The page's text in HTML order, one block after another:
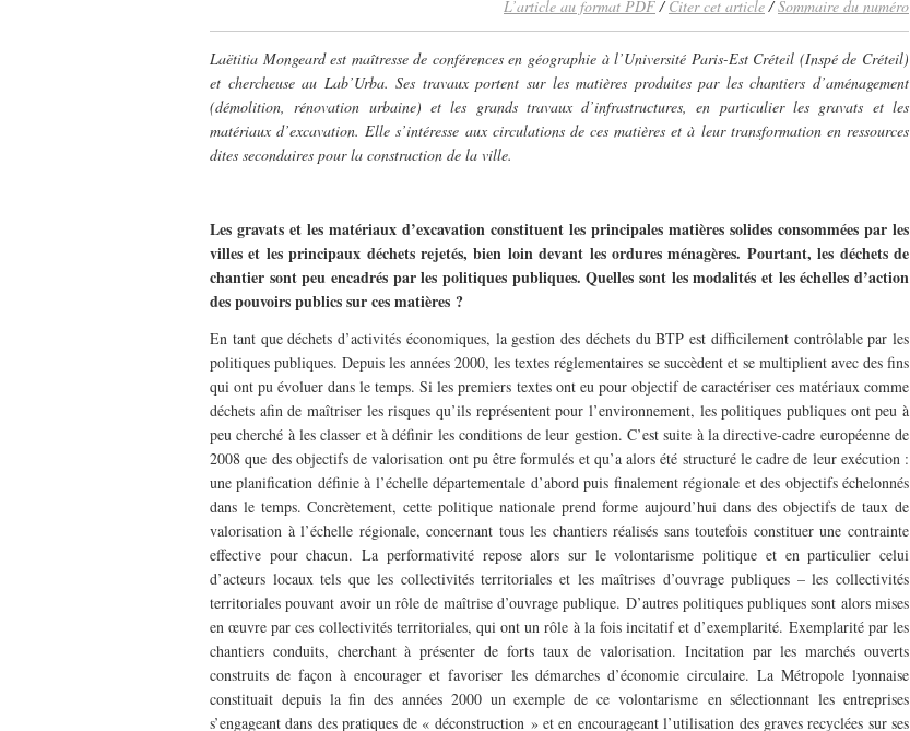
L’article au format PDF/Citer cet article/Sommaire du numéro
Laëtitia Mongeard est maîtresse de conférences en géographie à l’Université Paris-Est Créteil (Inspé de Créteil)
et chercheuse au Lab’Urba. Ses travaux portent sur les matières produites par les chantiers d’aménagement
(démolition, rénovation urbaine) et les grands travaux d’infrastructures, en particulier les gravats et les
matériaux d’excavation. Elle s’intéresse aux circulations de ces matières et à leur transformation en ressources
dites secondaires pour la construction de la ville.
Les gravats et les matériaux d’excavation constituent les principales matières solides consommées par les
villes et les principaux déchets rejetés, bien loin devant les ordures ménagères. Pourtant, les déchets de
chantier sont peu encadrés par les politiques publiques. Quelles sont les modalités et les échelles d’action
des pouvoirs publics sur ces matières ?
En tant que déchets d’activités économiques, la gestion des déchets du BTP est difficilement contrôlable par les
politiques publiques. Depuis les années 2000, les textes réglementaires se succèdent et se multiplient avec des fins
qui ont pu évoluer dans le temps. Si les premiers textes ont eu pour objectif de caractériser ces matériaux comme
déchets afin de maîtriser les risques qu’ils représentent pour l’environnement, les politiques publiques ont peu à
peu cherché à les classer et à définir les conditions de leur gestion. C’est suite à la directive-cadre européenne de
2008 que des objectifs de valorisation ont pu être formulés et qu’a alors été structuré le cadre de leur exécution :
une planification définie à l’échelle départementale d’abord puis finalement régionale et des objectifs échelonnés
dans le temps. Concrètement, cette politique nationale prend forme aujourd’hui dans des objectifs de taux de
valorisation à l’échelle régionale, concernant tous les chantiers réalisés sans toutefois constituer une contrainte
effective pour chacun. La performativité repose alors sur le volontarisme politique et en particulier celui
d’acteurs locaux tels que les collectivités territoriales et les maîtrises d’ouvrage publiques – les collectivités
territoriales pouvant avoir un rôle de maîtrise d’ouvrage publique. D’autres politiques publiques sont alors mises
en œuvre par ces collectivités territoriales, qui ont un rôle à la fois incitatif et d’exemplarité. Exemplarité par les
chantiers conduits, cherchant à présenter de forts taux de valorisation. Incitation par les marchés ouverts
construits de façon à encourager et favoriser les démarches d’économie circulaire. La Métropole lyonnaise
constituait depuis la fin des années 2000 un exemple de ce volontarisme en sélectionnant les entreprises
s’engageant dans des pratiques de « déconstruction » et en encourageant l’utilisation des graves recyclées sur ses